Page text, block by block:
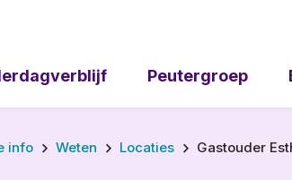
Peutergroep
info Weten Locaties Gastouder